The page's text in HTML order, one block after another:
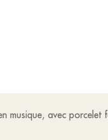
musique, avec porcelet